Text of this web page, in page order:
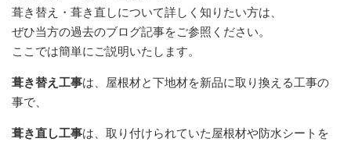
葺き替え・葺き直しについて詳しく知りたい方は、
ぜひ当方の過去のブログ記事をご参照ください。
ここでは簡単にご説明いたします。
葺き替え工事は、屋根材と下地材を新品に取り換える工事の
事で、
葺き直し工事は、取り付けられていた屋根材や防水シートを